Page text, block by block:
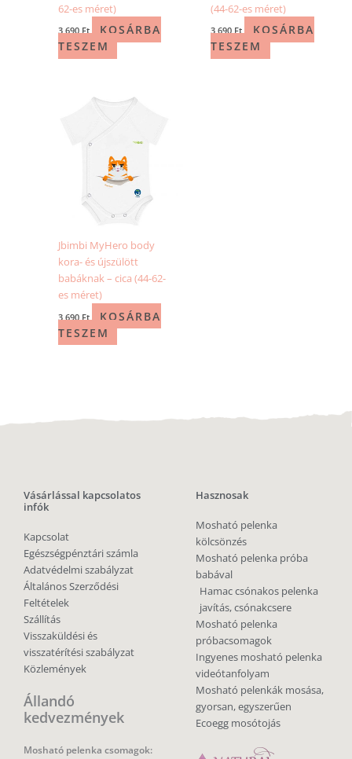
62-es méret)
3 690Ft
KOSÁRBA
TESZEM
(44-62-es méret)
3 690Ft
KOSÁRBA
TESZEM
Jbimbi MyHero body
kora- és újszülött
babáknak – cica (44-62-
es méret)
3 690 Ft
KOSÁRBA
TESZEM
Vásárlással kapcsolatos
infók
Kapcsolat
Egészségpénztári számla
Adatvédelmi szabályzat
Általános Szerződési
Feltételek
Szállítás
Visszaküldési és
visszatérítési szabályzat
Közlemények
Állandó
kedvezmények
Mosható pelenka csomagok:
Hasznosak
Mosható pelenka
kölcsönzés
Mosható pelenka próba
babával
Hamac csónakos pelenka
javítás, csónakcsere
Mosható pelenka
próbacsomagok
Ingyenes mosható pelenka
videótanfolyam
Mosható pelenkák mosása,
gyorsan, egyszerűen
Ecoegg mosótojás